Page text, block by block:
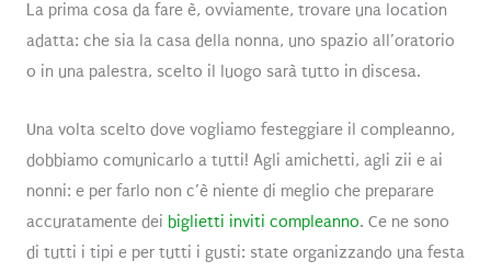
La prima cosa da fare è, ovviamente, trovare una location
adatta: che sia la casa della nonna, uno spazio all’oratorio
o in una palestra, scelto il luogo sarà tutto in discesa.
Una volta scelto dove vogliamo festeggiare il compleanno,
dobbiamo comunicarlo a tutti! Agli amichetti, agli zii e ai
nonni: e per farlo non c’è niente di meglio che preparare
accuratamente dei biglietti inviti compleanno. Ce ne sono
di tutti i tipi e per tutti i gusti: state organizzando una festa